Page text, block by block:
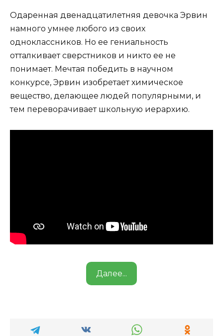
Одаренная двенадцатилетняя девочка Эрвин
намного умнее любого из своих
одноклассников. Но ее гениальность
отталкивает сверстников и никто ее не
понимает. Мечтая победить в научном
конкурсе, Эрвин изобретает химическое
вещество, делающее людей популярными, и
тем переворачивает школьную иерархию.
Далее...